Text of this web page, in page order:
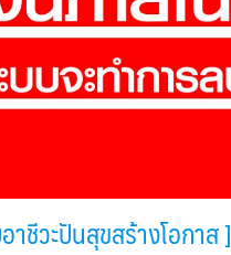
ชีวะปันสุขสร้างโอกาส ]